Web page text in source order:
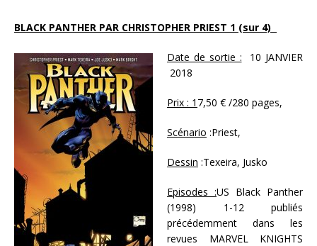
BLACK PANTHER PAR CHRISTOPHER PRIEST 1 (sur 4)
Date de sortie : 10 JANVIER
2018
Prix : 1 7,50 € /280 pages,
Scénario :Priest,
Dessin :Texeira, Jusko
Episodes :US Black Panther
(1998) 1-12 publiés
précédemment dans les
revues MARVEL KNIGHTS